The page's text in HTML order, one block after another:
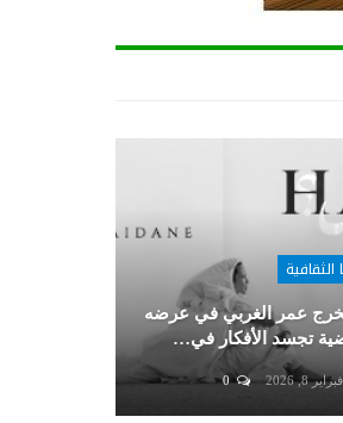
الثقافية
عمر الغربي في عرضه
تجسد الأفكار في…
فبراير 8, 2026 0